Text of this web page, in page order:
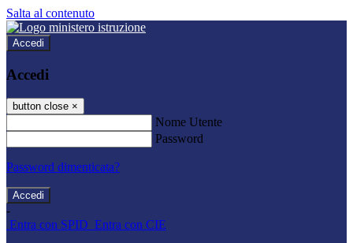
Salta al contenuto
Accedi
Accedi
button close ×
Nome Utente
Password
Password dimenticata?
-
Entra con SPID Entra con CIE